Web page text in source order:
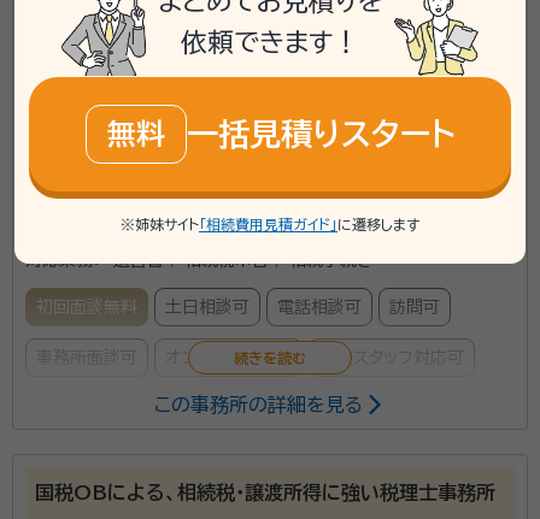
2F
\「いい相続」にてご相談を承ります/
お電話でのご相談
mail Web相談も受付中 無料
対応業務： 遺言書 / 相続税申告 / 相続手続き
初回面談無料 土日相談可 電話相談可 訪問可
オンライン面談可 女性スタッフ対応可
なりとお申し付けください。相続専門スタッフが親切丁
この事務所の詳細を見る
国税OBによる、相続税・譲渡所得に強い税理士事務所
依頼できます！
無料 一括見積りスタート
※姉妹サイト 「相続費用見積ガイド」 に遷移します